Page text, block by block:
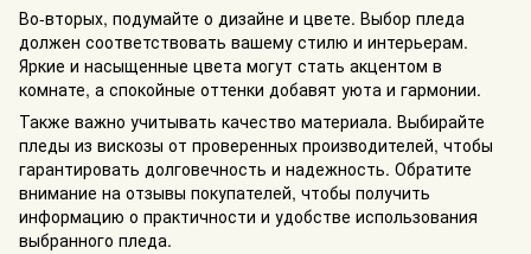
Во-вторых, подумайте о дизайне и цвете. Выбор пледа
должен соответствовать вашему стилю и интерьерам.
Яркие и насыщенные цвета могут стать акцентом в
комнате, а спокойные оттенки добавят уюта и гармонии.
Также важно учитывать качество материала. Выбирайте
пледы из вискозы от проверенных производителей, чтобы
гарантировать долговечность и надежность. Обратите
внимание на отзывы покупателей, чтобы получить
информацию о практичности и удобстве использования
выбранного пледа.